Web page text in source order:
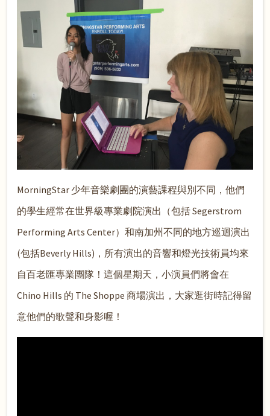
MorningStar 少年音樂劇團的演藝課程與別不同，他們
的學生經常在世界級專業劇院演出（包括 Segerstrom
Performing Arts Center）和南加州不同的地方巡迴演出
(包括Beverly Hills)，所有演出的音響和燈光技術員均來
自百老匯專業團隊！這個星期天，小演員們將會在
Chino Hills 的 The Shoppe 商場演出，大家逛街時記得留
意他們的歌聲和身影喔！